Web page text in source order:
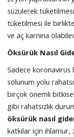
süzülerek
tüketilmesi ile
ve aç karnına
Öksürük Nasıl
Sadece koronavirüs
solunum yolu
birçok önemli
gibi rahatsızlık
öksürük nasıl
katkılar için